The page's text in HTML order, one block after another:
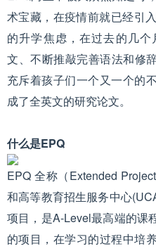
术宝藏，在疫情前就已经引
的升学焦虑，在过去的几
文、不断推敲完善语法和
充斥着孩子们一个又一个的
成了全英文的研究论文。
什么是EPQ
EPQ 全称（Extended
和高等教育招生服务中心
项目，是A-Level最高端的课
的项目，在学习的过程中培